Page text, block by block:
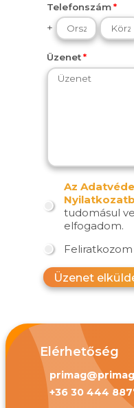
Telefonszám
+
Üzenet
Az
tudomásul
elfogadom.
Üzenet
Elérhetőség
+36 30 444